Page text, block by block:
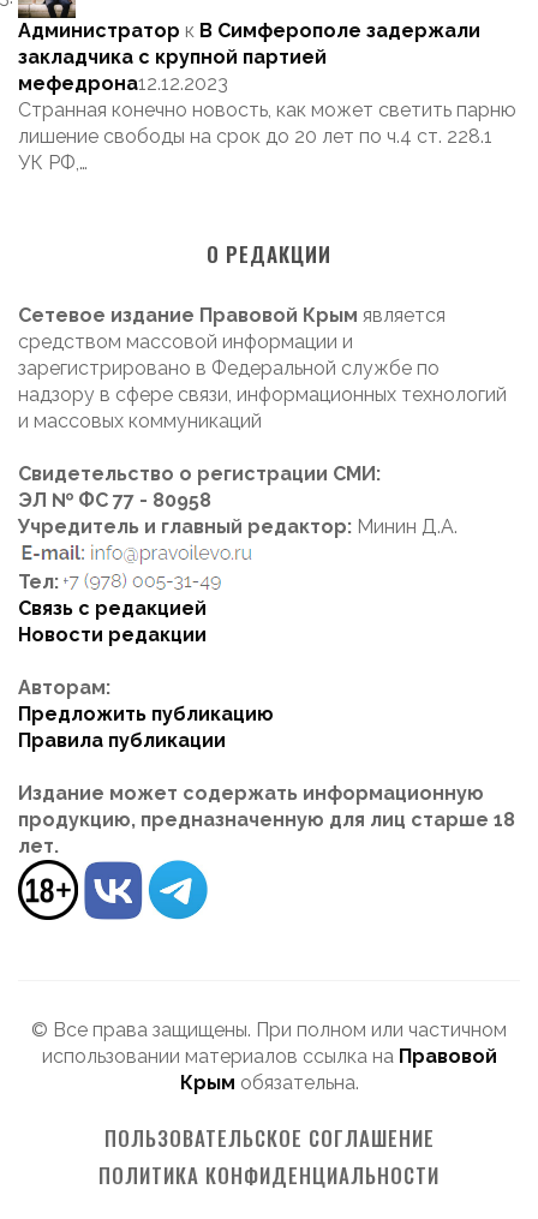
Администратор к В Симферополе задержали
закладчика с крупной партией
мефедрона12.12.2023
Странная конечно новость, как может светить парню
лишение свободы на срок до 20 лет по ч.4 ст. 228.1
УК РФ,…
О РЕДАКЦИИ
Сетевое издание Правовой Крым является
средством массовой информации и
зарегистрировано в Федеральной службе по
надзору в сфере связи, информационных технологий
и массовых коммуникаций
Свидетельство о регистрации СМИ:
ЭЛ № ФС 77 - 80958
Учредитель и главный редактор: Минин Д.А.
Тел:
Связь с редакцией
Новости редакции
Авторам:
Предложить публикацию
Правила публикации
Издание может содержать информационную
продукцию, предназначенную для лиц старше 18
лет.
© Все права защищены. При полном или частичном
использовании материалов ссылка на Правовой
Крым обязательна.
ПОЛЬЗОВАТЕЛЬСКОЕ СОГЛАШЕНИЕ
ПОЛИТИКА КОНФИДЕНЦИАЛЬНОСТИ